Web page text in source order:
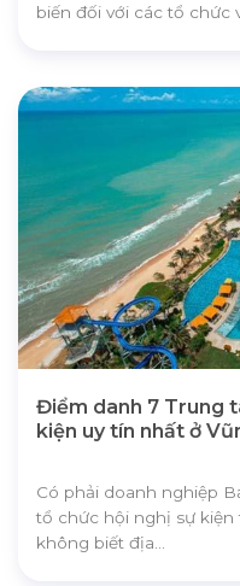
biến đối với các tổ chức
Điểm danh 7 Trung
kiện uy tín nhất ở
Có phải doanh nghiệp
tổ chức hội nghị sự kiện
không biết địa...